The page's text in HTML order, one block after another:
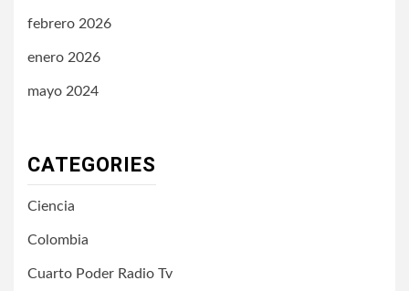
febrero 2026
enero 2026
mayo 2024
CATEGORIES
Ciencia
Colombia
Cuarto Poder Radio Tv